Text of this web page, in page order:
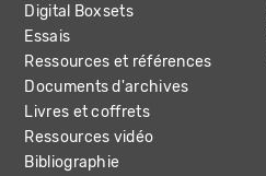
Digital Boxsets
Essais
Ressources et références
Documents d'archives
Livres et coffrets
Ressources vidéo
Bibliographie